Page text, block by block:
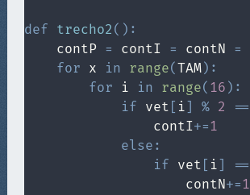
def trecho2 ( ) :
    contP
= contI = contN =
for x in range(TAM ) :
for i in range( 16 ) :
if vet i % 2 ==
                contI
+=1
else :
if vet i ==
                    contN
+=1